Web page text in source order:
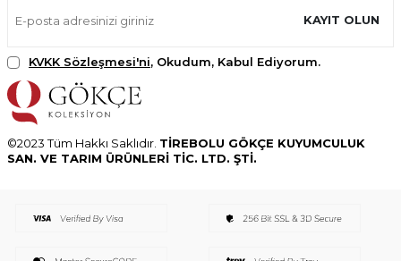
KAYIT OLUN
KVKK Sözleşmesi'ni, Okudum, Kabul Ediyorum.
©2023 Tüm Hakkı Saklıdır. TİREBOLU GÖKÇE KUYUMCULUK
SAN. VE TARIM ÜRÜNLERİ TİC. LTD. ŞTİ.